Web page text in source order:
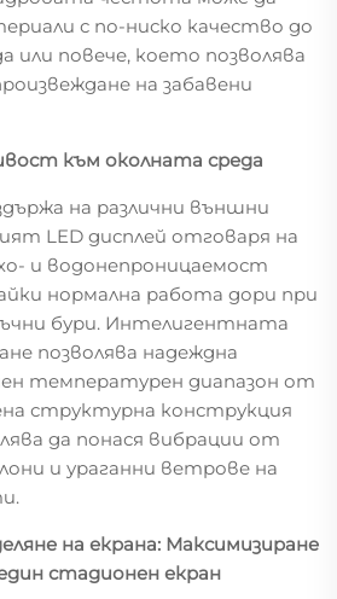
с по-ниско качество до
или повече, което позволява
на забавени
към околната среда
на различни външни
LED дисплей отговаря на
и водонепроницаемост
нормална работа дори при
бури. Интелигентната
позволява надеждна
температурен диапазон от
структурна конструкция
да понася вибрации от
и ураганни ветрове на
на екрана: Максимизиране
стадионен екран